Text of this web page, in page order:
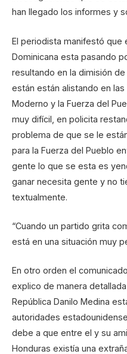
han llegado los informes y
El periodista manifestó que
Dominicana esta pasando
resultando en la dimisión
están están alistando en
Moderno y la Fuerza del
muy difícil, en policita
problema de que se le
para la Fuerza del Pueblo
gente lo que se esta es
ganar necesita gente y no
textualmente.
“Cuando un partido grita
está en una situación muy
En otro orden el
explico de manera
República Danilo Medina
autoridades
debe a que entre el y su
Honduras existía una